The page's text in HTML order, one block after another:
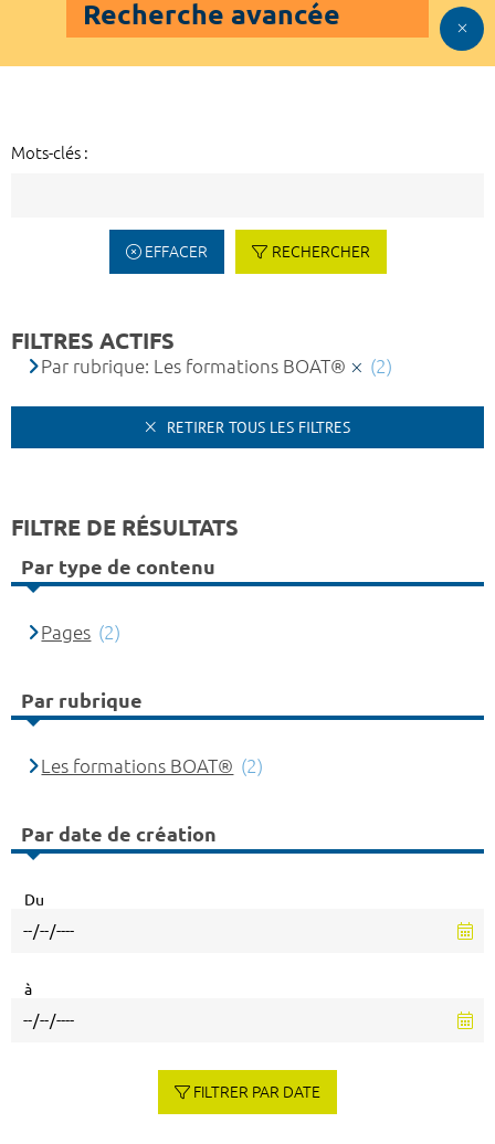
Recherche avancée
Mots-clés :
EFFACER RECHERCHER
FILTRES ACTIFS
Par rubrique: Les formations BOAT® (2)
RETIRER TOUS LES FILTRES
FILTRE DE RÉSULTATS
Par type de contenu
Pages (2)
Par rubrique
Les formations BOAT® (2)
Par date de création
Du
à
FILTRER PAR DATE